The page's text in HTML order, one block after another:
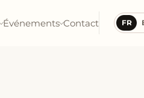
Événements Contact FR